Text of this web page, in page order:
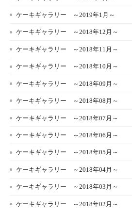
ケーキギャラリー ～2019年1月～
ケーキギャラリー ～2018年12月～
ケーキギャラリー ～2018年11月～
ケーキギャラリー ～2018年10月～
ケーキギャラリー ～2018年09月～
ケーキギャラリー ～2018年08月～
ケーキギャラリー ～2018年07月～
ケーキギャラリー ～2018年06月～
ケーキギャラリー ～2018年05月～
ケーキギャラリー ～2018年04月～
ケーキギャラリー ～2018年03月～
ケーキギャラリー ～2018年02月～